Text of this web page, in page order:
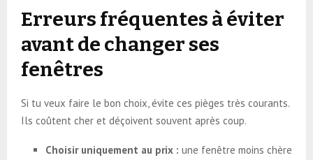
Erreurs fréquentes à éviter
avant de changer ses
fenêtres
Si tu veux faire le bon choix, évite ces pièges très courants.
Ils coûtent cher et déçoivent souvent après coup.
Choisir uniquement au prix : une fenêtre moins chère